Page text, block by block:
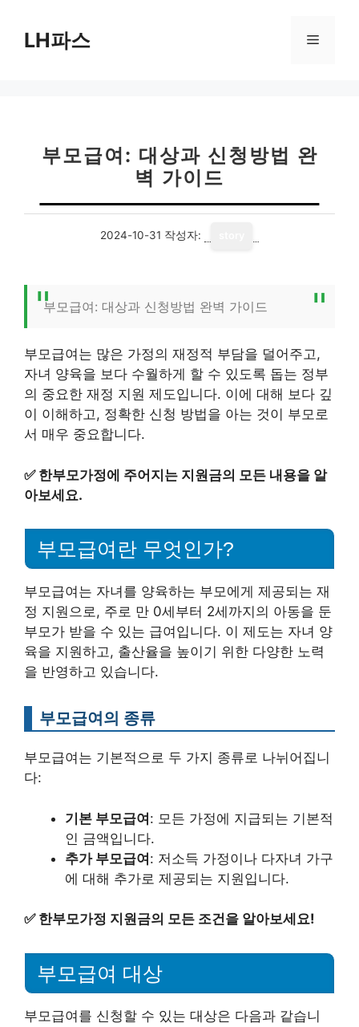
LH파스 메
부모급여: 대상과 신청방법 완
벽 가이드
2024-10-31 작성자:
부모급여: 대상과 신청방법 완벽 가이드
부모급여는 많은 가정의 재정적 부담을 덜어주고,
자녀 양육을 보다 수월하게 할 수 있도록 돕는 정부
의 중요한 재정 지원 제도입니다. 이에 대해 보다 깊
이 이해하고, 정확한 신청 방법을 아는 것이 부모로
서 매우 중요합니다.
✅ 한부모가정에 주어지는 지원금의 모든 내용을 알
아보세요.
부모급여란 무엇인가?
부모급여는 자녀를 양육하는 부모에게 제공되는 재
정 지원으로, 주로 만 0세부터 2세까지의 아동을 둔
부모가 받을 수 있는 급여입니다. 이 제도는 자녀 양
육을 지원하고, 출산율을 높이기 위한 다양한 노력
을 반영하고 있습니다.
부모급여의 종류
부모급여는 기본적으로 두 가지 종류로 나뉘어집니
다:
기본 부모급여: 모든 가정에 지급되는 기본적
인 금액입니다.
추가 부모급여: 저소득 가정이나 다자녀 가구
에 대해 추가로 제공되는 지원입니다.
✅ 한부모가정 지원금의 모든 조건을 알아보세요!
부모급여 대상
부모급여를 신청할 수 있는 대상은 다음과 같습니